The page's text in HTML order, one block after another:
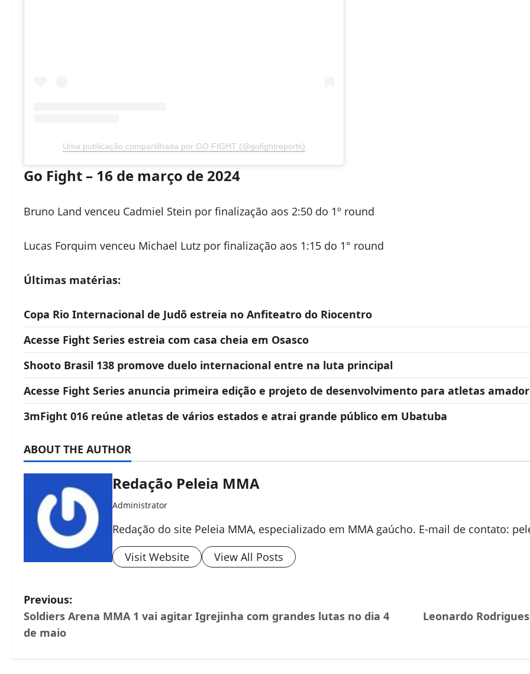
Uma publicação compartilhada por GO FIGHT (@gofightreports)
Go Fight – 16 de março de 2024
Bruno Land venceu Cadmiel Stein por finalização aos 2:50 do 1º round
Lucas Forquim venceu Michael Lutz por finalização aos 1:15 do 1° round
Últimas matérias:
Copa Rio Internacional de Judô estreia no Anfiteatro do Riocentro
Acesse Fight Series estreia com casa cheia em Osasco
Shooto Brasil 138 promove duelo internacional entre na luta principal
Acesse Fight Series anuncia primeira edição e projeto de desenvolvimento para atletas
3mFight 016 reúne atletas de vários estados e atrai grande público em Ubatuba
ABOUT THE AUTHOR
Redação Peleia MMA
Administrator
Redação do site Peleia MMA, especializado em MMA gaúcho. E-mail de contato:
Visit Website
View All Posts
Previous:
Soldiers Arena MMA 1 vai agitar Igrejinha com grandes lutas no dia 4
de maio
Leonardo